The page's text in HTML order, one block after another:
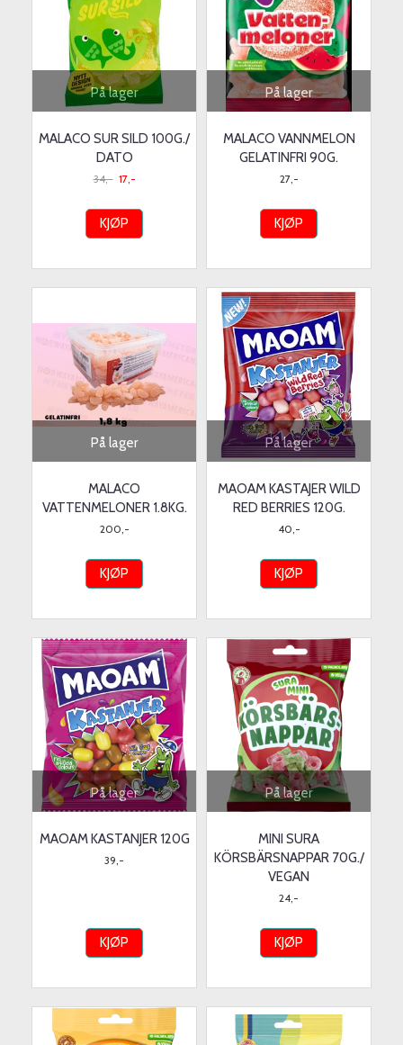
På lager
MALACO SUR SILD 100G./
DATO
34,- 17,-
KJØP
På lager
MALACO VANNMELON
GELATINFRI 90G.
27,-
KJØP
På lager
MALACO
VATTENMELONER 1.8KG.
200,-
KJØP
På lager
MAOAM KASTAJER WILD
RED BERRIES 120G.
40,-
KJØP
På lager
MAOAM KASTANJER 120G
39,-
KJØP
På lager
MINI SURA
KÖRSBÄRSNAPPAR 70G./
VEGAN
24,-
KJØP